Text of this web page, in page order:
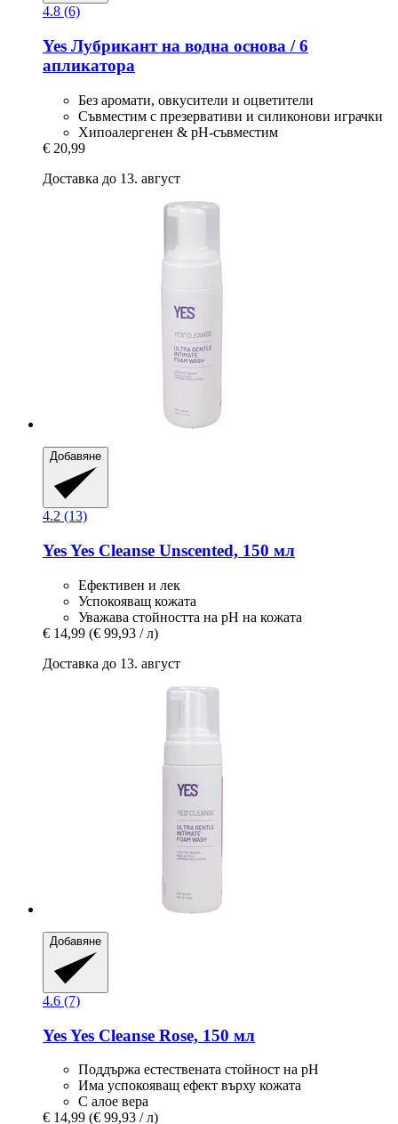
4.8 (6)
Yes Лубрикант на водна основа / 6
апликатора
Без аромати, овкусители и оцветители
Съвместим с презервативи и силиконови играчки
Хипоалергенен & рН-съвместим
€ 20,99
Доставка до 13. август
Добавяне
4.2 (13)
YesYes Cleanse Unscented, 150 мл
Ефективен и лек
Успокояващ кожата
Уважава стойността на pH на кожата
€ 14,99 (€ 99,93 / л)
Доставка до 13. август
Добавяне
4.6 (7)
YesYes Cleanse Rose, 150 мл
Поддържа естествената стойност на pH
Има успокояващ ефект върху кожата
С алое вера
€ 14,99 (€ 99,93 / л)